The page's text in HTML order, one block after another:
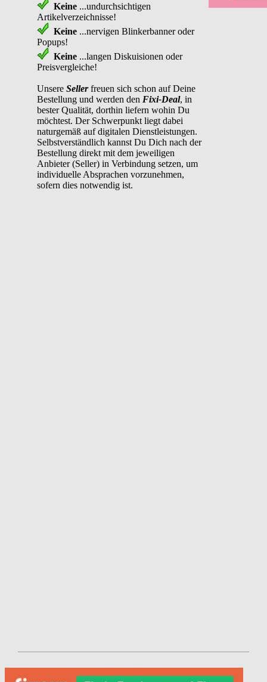
Keine ...undurchsichtigen
Artikelverzeichnisse!
Keine ...nervigen Blinkerbanner oder
Popups!
Keine ...langen Diskuisionen oder
Preisvergleiche!
Unsere Sellerfreuen sich schon auf Deine
Bestellung und werden den Fixi-Deal, in
bester Qualität, dorthin liefern wohin Du
möchtest. Der Schwerpunkt liegt dabei
naturgemäß auf digitalen Dienstleistungen.
Selbstverständlich kannst Du Dich nach der
Bestellung direkt mit dem jeweiligen
Anbieter (Seller) in Verbindung setzen, um
individuelle Absprachen vorzunehmen,
sofern dies notwendig ist.